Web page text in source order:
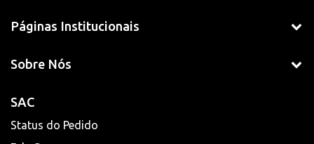
Páginas Institucionais
Sobre Nós
SAC
Status do Pedido